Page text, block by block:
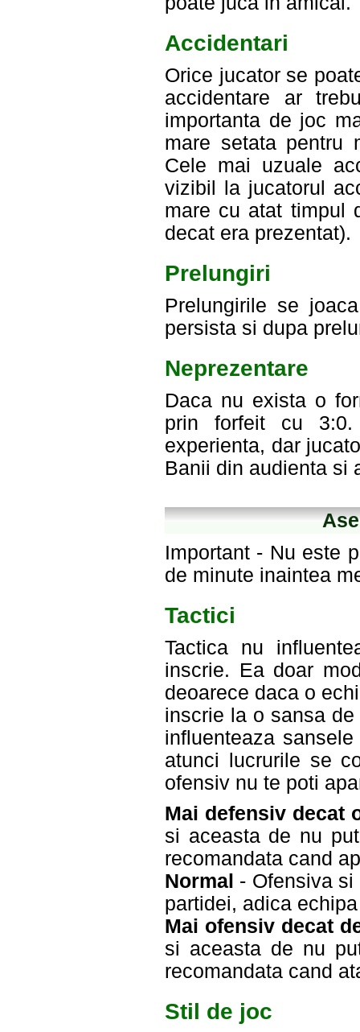
Accidentari
Orice jucator se
accidentare ar
importanta de joc
mare setata pentru
Cele mai uzuale
vizibil la jucatorul
mare cu atat timpul
decat era prezentat).
Prelungiri
Prelungirile se
persista si dupa
Neprezentare
Daca nu exista o
prin forfeit cu
experienta, dar
Banii din audienta si
Important - Nu este
de minute inaintea
Tactici
Tactica nu
inscrie. Ea doar
deoarece daca o
inscrie la o sansa
influenteaza
atunci lucrurile se
ofensiv nu te poti
Mai defensiv decat
si aceasta de nu
recomandata cand
Normal - Ofensiva
partidei, adica
Mai ofensiv decat
si aceasta de nu
recomandata cand
Stil de joc